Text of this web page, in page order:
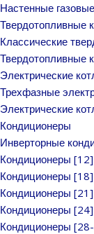
Настенные
Твердотопливные
Классические
Твердотопливные
Электрические
Трехфазные
Электрические
Кондиционеры
Инверторные
Кондиционеры
Кондиционеры
Кондиционеры
Кондиционеры
Кондиционеры